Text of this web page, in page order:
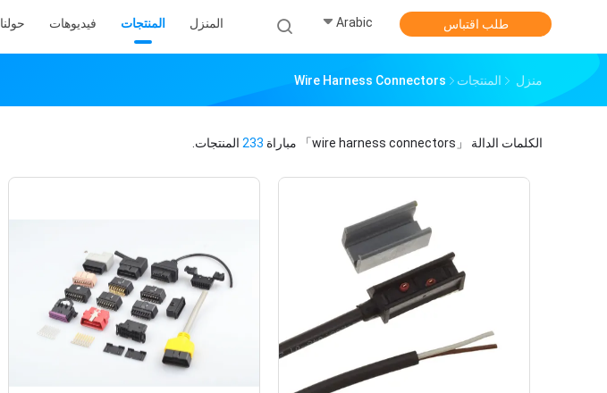
المنزل المنتجات فيديوهات حولنا Arabic طلب اقتباس
منزل المنتجات Wire Harness Connectors
الكلمات الدالة 「wire harness connectors」 مباراة 233 المنتجات.